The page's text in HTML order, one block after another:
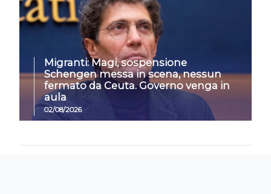
Migranti: Magi, sospensione
Schengen messa in scena, nessun
fermato da Ceuta. Governo venga in
aula
02/08/2026